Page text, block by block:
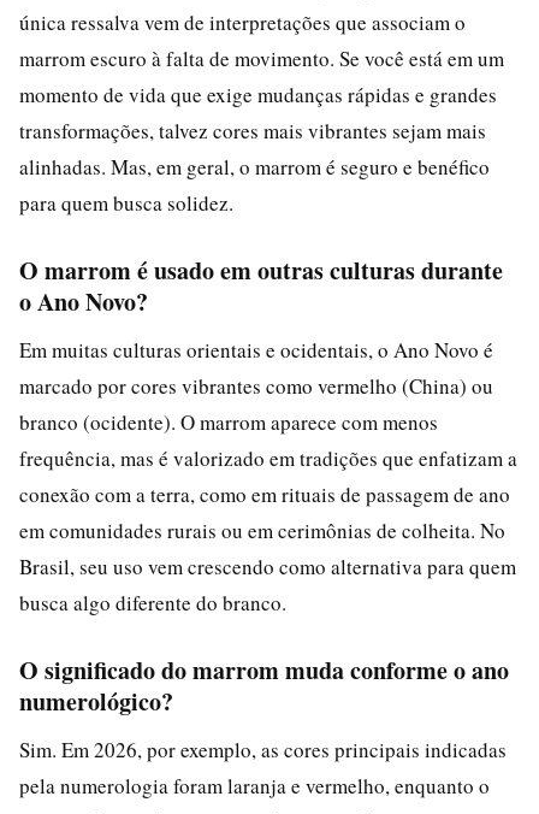
única ressalva vem de interpretações que associam o
marrom escuro à falta de movimento. Se você está em um
momento de vida que exige mudanças rápidas e grandes
transformações, talvez cores mais vibrantes sejam mais
alinhadas. Mas, em geral, o marrom é seguro e benéfico
para quem busca solidez.
O marrom é usado em outras culturas durante
o Ano Novo?
Em muitas culturas orientais e ocidentais, o Ano Novo é
marcado por cores vibrantes como vermelho (China) ou
branco (ocidente). O marrom aparece com menos
frequência, mas é valorizado em tradições que enfatizam a
conexão com a terra, como em rituais de passagem de ano
em comunidades rurais ou em cerimônias de colheita. No
Brasil, seu uso vem crescendo como alternativa para quem
busca algo diferente do branco.
O significado do marrom muda conforme o ano
numerológico?
Sim. Em 2026, por exemplo, as cores principais indicadas
pela numerologia foram laranja e vermelho, enquanto o